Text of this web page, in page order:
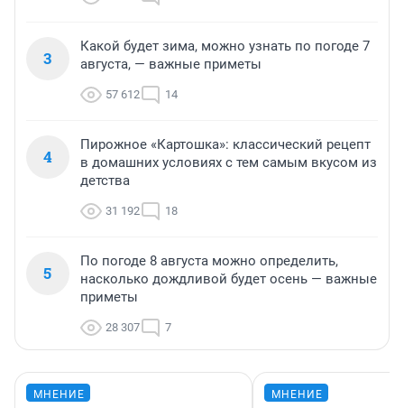
3
Какой будет зима, можно узнать по погоде 7
августа, — важные приметы
57 612 14
4
Пирожное «Картошка»: классический рецепт
в домашних условиях с тем самым вкусом из
детства
31 192 18
5
По погоде 8 августа можно определить,
насколько дождливой будет осень — важные
приметы
28 307 7
МНЕНИЕ МНЕНИЕ